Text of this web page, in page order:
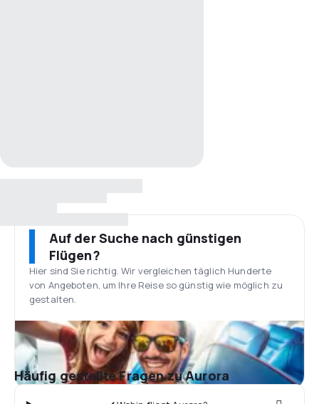
Auf der Suche nach günstigen
Flügen?
Hier sind Sie richtig. Wir vergleichen täglich Hunderte
von Angeboten, um Ihre Reise so günstig wie möglich zu
gestalten.
Häufig gestellte Fragen zu Aurora